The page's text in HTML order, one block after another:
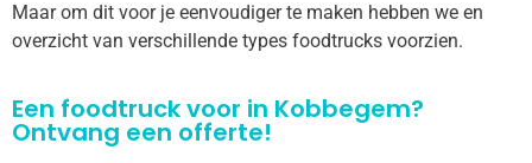
Maar om dit voor je eenvoudiger te maken hebben we en
overzicht van verschillende types foodtrucks voorzien.
Een foodtruck voor in Kobbegem?
Ontvang een offerte!